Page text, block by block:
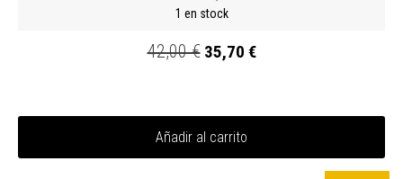
1 en stock
42,00 € 35,70 €
Añadir al carrito